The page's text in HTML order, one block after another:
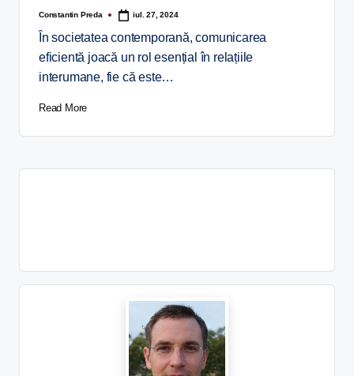
Constantin Preda iul. 27, 2024
În societatea contemporană, comunicarea
eficientă joacă un rol esențial în relațiile
interumane, fie că este…
Read More